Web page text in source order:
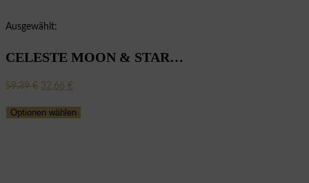
Ausgewählt:
CELESTE MOON & STAR…
59,39€ Ursprünglicher
war:
32,66 €Aktueller
ist:
Optionen wählen